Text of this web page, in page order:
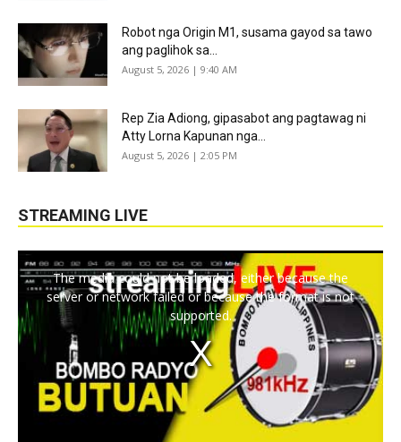
Robot nga Origin M1, susama gayod sa tawo
ang paglihok sa...
August 5, 2026 | 9:40 AM
Rep Zia Adiong, gipasabot ang pagtawag ni
Atty Lorna Kapunan nga...
August 5, 2026 | 2:05 PM
STREAMING LIVE
The media could not be loaded, either because the
server or network failed or because the format is not
supported.